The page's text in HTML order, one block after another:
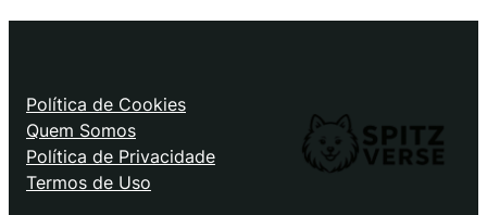
Política de Cookies
Quem Somos
Política de Privacidade
Termos de Uso